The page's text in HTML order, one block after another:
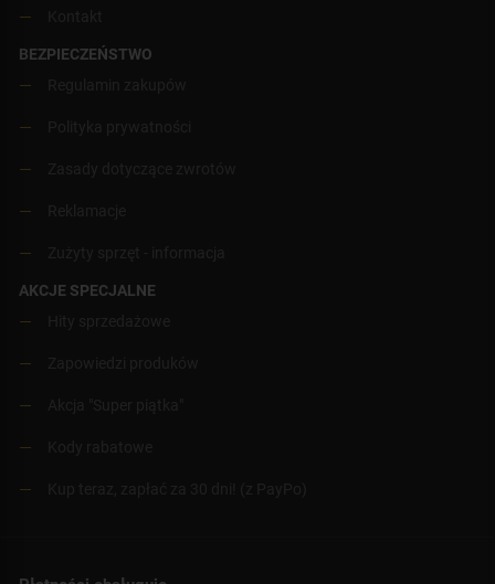
BEZPIECZEŃSTWO
AKCJE SPECJALNE